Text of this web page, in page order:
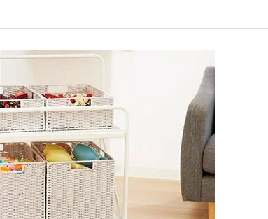
イェルローサ ソファサイドテーブル
最安価格:¥10,800